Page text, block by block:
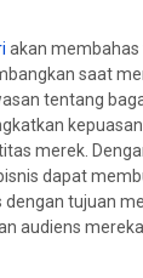
akan
saat
tentang
merek.
dapat
tujuan
audiens mereka.